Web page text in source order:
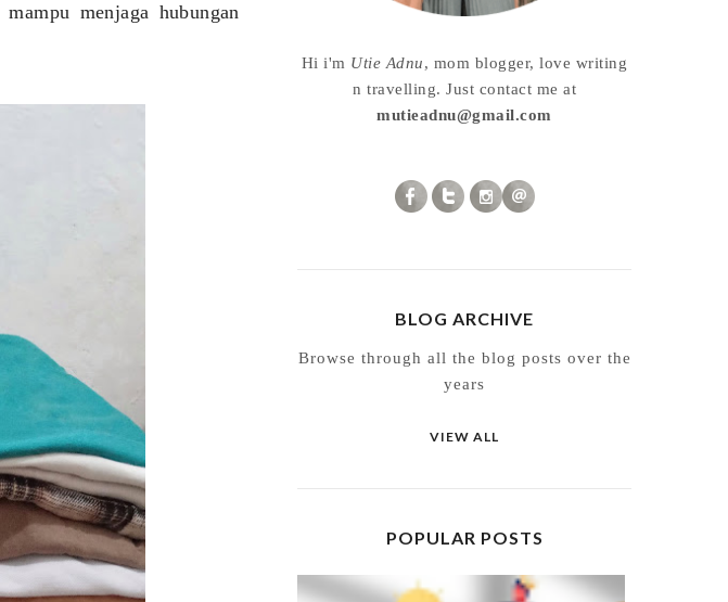
menjaga hubungan
Hi i'm Utie Adnu, mom blogger, love writing
n travelling. Just contact me at
mutieadnu@gmail.com
BLOG ARCHIVE
Browse through all the blog posts over the
years
VIEW ALL
POPULAR POSTS